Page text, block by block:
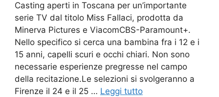
Casting aperti in Toscana per un’importante
serie TV dal titolo Miss Fallaci, prodotta da
Minerva Pictures e ViacomCBS-Paramount+.
Nello specifico si cerca una bambina fra i 12 e i
15 anni, capelli scuri e occhi chiari. Non sono
necessarie esperienze pregresse nel campo
della recitazione.Le selezioni si svolgeranno a
Firenze il 24 e il 25 … Leggi tutto